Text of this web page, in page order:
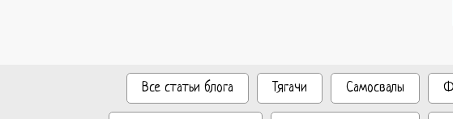
Все статьи блога Тягачи Самосвалы